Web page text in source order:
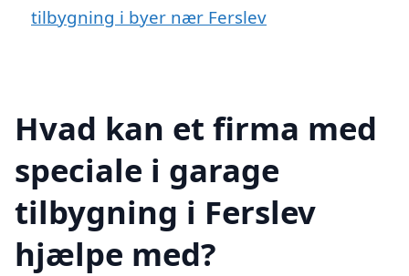
tilbygning i byer nær Ferslev
Hvad kan et firma med
speciale i garage
tilbygning i Ferslev
hjælpe med?